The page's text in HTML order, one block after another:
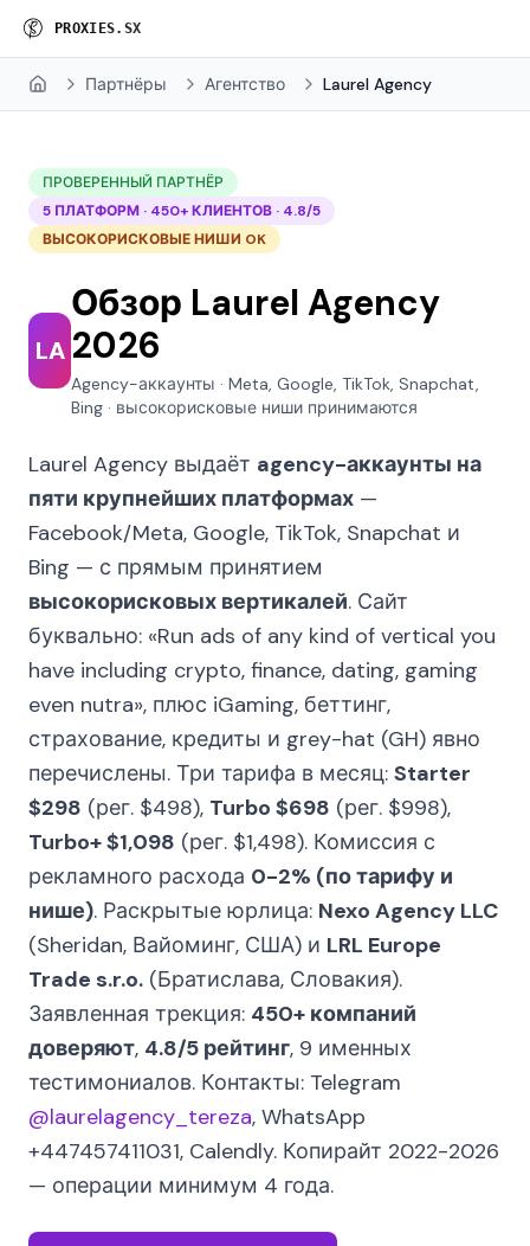
PROXI ES. SX
Home Партнёры Агентство Laurel Agency
ПРОВЕРЕННЫЙ ПАРТНЁР
5 ПЛАТФОРМ · 450+ КЛИЕНТОВ · 4.8/5
ВЫСОКОРИСКОВЫЕ НИШИ OK
LA
Обзор Laurel Agency
2026
Agency-аккаунты · Meta, Google, TikTok, Snapchat,
Bing · высокорисковые ниши принимаются
Laurel Agency выдаёт agency-аккаунты на
пяти крупнейших платформах —
Facebook/Meta, Google, TikTok, Snapchat и
Bing — с прямым принятием
высокорисковых вертикалей. Сайт
буквально: «Run ads of any kind of vertical you
have including crypto, finance, dating, gaming
even nutra», плюс iGaming, беттинг,
страхование, кредиты и grey-hat (GH) явно
перечислены. Три тарифа в месяц: Starter
$298 (рег. $498), Turbo $698 (рег. $998),
Turbo+ $1,098 (рег. $1,498). Комиссия с
рекламного расхода 0-2% (по тарифу и
нише). Раскрытые юрлица: Nexo Agency LLC
(Sheridan, Вайоминг, США) и LRL Europe
Trade s.r.o. (Братислава, Словакия).
Заявленная трекция: 450+ компаний
доверяют, 4.8/5 рейтинг, 9 именных
тестимониалов. Контакты: Telegram
@laurelagency_tereza, WhatsApp
+447457411031, Calendly. Копирайт 2022-2026
— операции минимум 4 года.